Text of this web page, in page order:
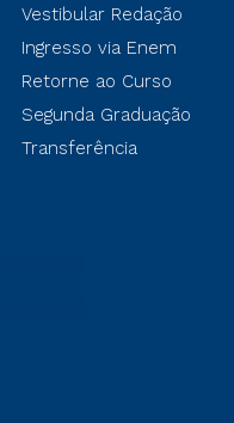
Vestibular Redação
Ingresso via Enem
Retorne ao Curso
Segunda Graduação
Transferência